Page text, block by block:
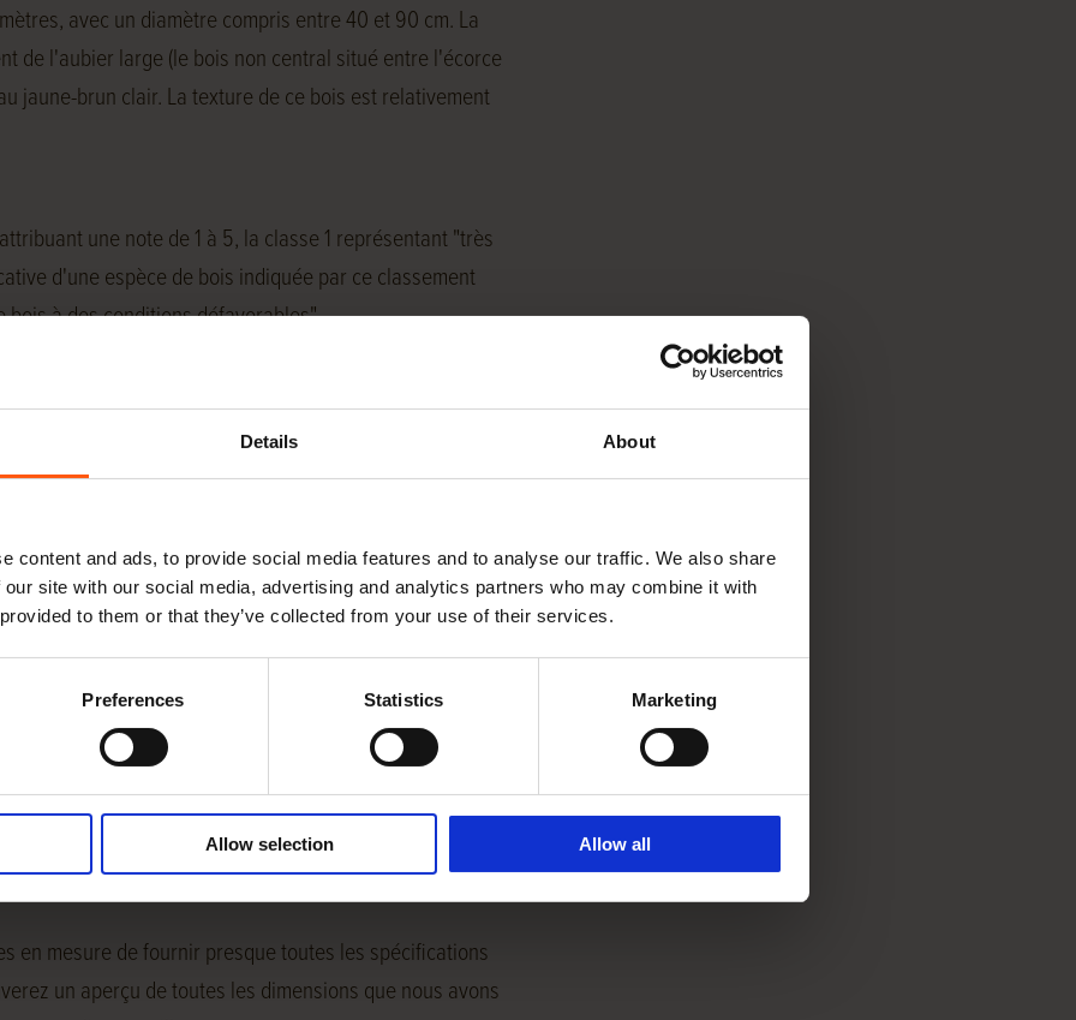
Details About
content and ads, to provide social media features and to analyse our traffic. We also share
site with our social media, advertising and analytics partners who may combine it with
to them or that they’ve collected from your use of their services.
Preferences Statistics Marketing
Allow selection Allow all
avec un diamètre compris entre 40 et 90 cm. La
de l'aubier large (le bois non central situé entre l'écorce
jaune-brun clair. La texture de ce bois est relativement
une note de 1 à 5, la classe 1 représentant "très
d'une espèce de bois indiquée par ce classement
à des conditions défavorables".
des anneaux de croissance larges est beaucoup plus
Lorsqu'il est exposé à la lumière, le frêne blanc prend
se forme pas avant que l'arbre ait environ 60 ans ou
il est fréquent que le bois d'un vieil arbre soit strié
résistant aux chocs. C'est pourquoi il est souvent
pour la production de manches à balai. Une fois
peut être bien coupé et convient parfaitement à la
en mesure de fournir presque toutes les spécifications
un aperçu de toutes les dimensions que nous avons